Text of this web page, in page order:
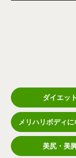
ダイエット
メリハリボディ
美尻・美